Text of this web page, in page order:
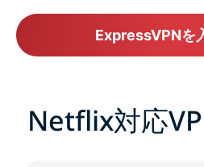
ExpressVPNを
Netflix対応